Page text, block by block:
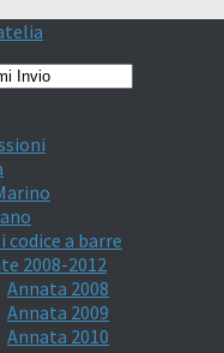
codice a barre
2008-2012
Annata 2008
Annata 2009
Annata 2010